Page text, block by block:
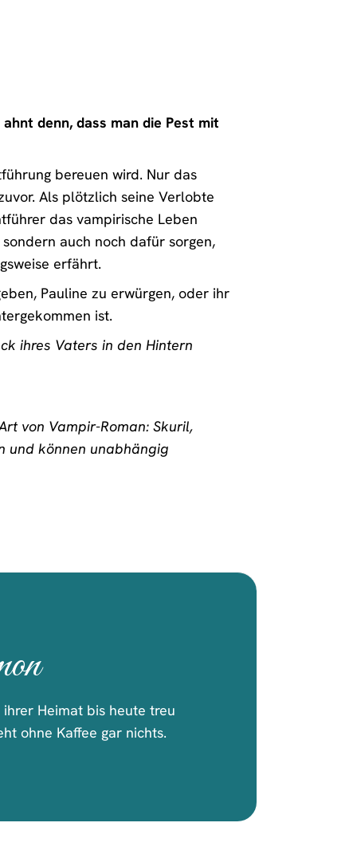
denn, dass man die Pest mit
bereuen wird. Nur das
Als plötzlich seine Verlobte
das vampirische Leben
auch noch dafür sorgen,
erfährt.
Pauline zu erwürgen, oder ihr
ist.
ihres Vaters in den Hintern
von Vampir-Roman: Skuril,
und können unabhängig
Heimat bis heute treu
ohne Kaffee gar nichts.